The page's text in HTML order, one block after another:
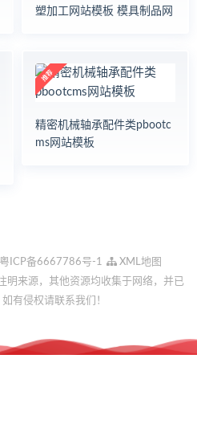
塑加工网站模板 模具制品网
精密机械轴承配件类pbootc
ms网站模板
粤ICP备6667786号-1
XML地图
明来源，其他资源均收集于网络，并已
有侵权请联系我们！